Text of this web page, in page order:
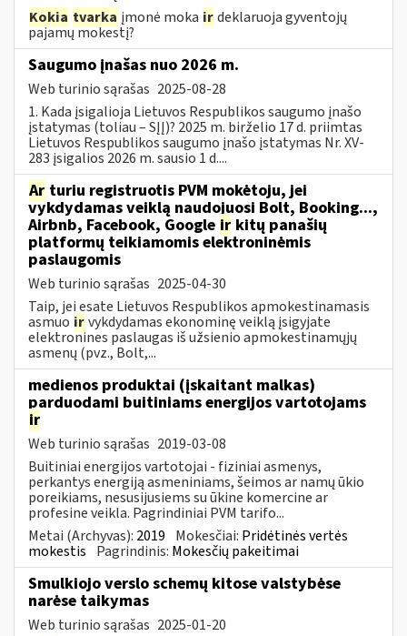
Kokia tvarka įmonė moka irdeklaruoja gyventojų
pajamų mokestį?
Saugumo įnašas nuo 2026 m.
Web turinio sąrašas 2025-08-28
1. Kada įsigalioja Lietuvos Respublikos saugumo įnašo
įstatymas (toliau – SĮĮ)? 2025 m. birželio 17 d. priimtas
Lietuvos Respublikos saugumo įnašo įstatymas Nr. XV-
283 įsigalios 2026 m. sausio 1 d....
Ar turiu registruotis PVM mokėtoju, jei
vykdydamas veiklą naudojuosi Bolt, Booking...,
Airbnb, Facebook, Google ir kitų panašių
platformų teikiamomis elektroninėmis
paslaugomis
Web turinio sąrašas 2025-04-30
Taip, jei esate Lietuvos Respublikos apmokestinamasis
asmuo irvykdydamas ekonominę veiklą įsigyjate
elektronines paslaugas iš užsienio apmokestinamųjų
asmenų (pvz., Bolt,...
medienos produktai (įskaitant malkas)
parduodami buitiniams energijos vartotojams
ir
Web turinio sąrašas 2019-03-08
Buitiniai energijos vartotojai - fiziniai asmenys,
perkantys energiją asmeniniams, šeimos ar namų ūkio
poreikiams, nesusijusiems su ūkine komercine ar
profesine veikla. Pagrindiniai PVM tarifo...
Metai (Archyvas): 2019 Mokesčiai: Pridėtinės vertės
mokestis Pagrindinis: Mokesčių pakeitimai
Smulkiojo verslo schemų kitose valstybėse
narėse taikymas
Web turinio sąrašas 2025-01-20